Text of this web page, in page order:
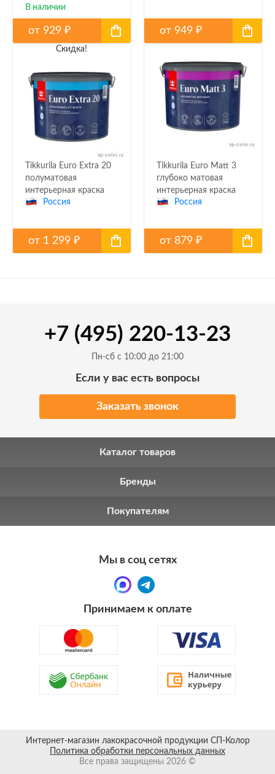
В наличии
от 929 ₽ от 949₽
Скидка!
Tikkurila Euro Extra 20
полуматовая
интерьерная краска
Россия
от 1 299 ₽
Tikkurila Euro Matt 3
глубоко матовая
интерьерная краска
Россия
от 879₽
+7 (495) 220-13-23
Пн-сб с 10:00 до 21:00
Если у вас есть вопросы
Заказать звонок
Каталог товаров
Бренды
Покупателям
Мы в соц сетях
Принимаем к оплате
Интернет-магазин лакокрасочной продукции СП-Колор
Политика обработки персональных данных
Все права защищены 2026 ©